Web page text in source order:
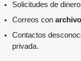
Solicitudes de
Correos con
Contactos
privada.